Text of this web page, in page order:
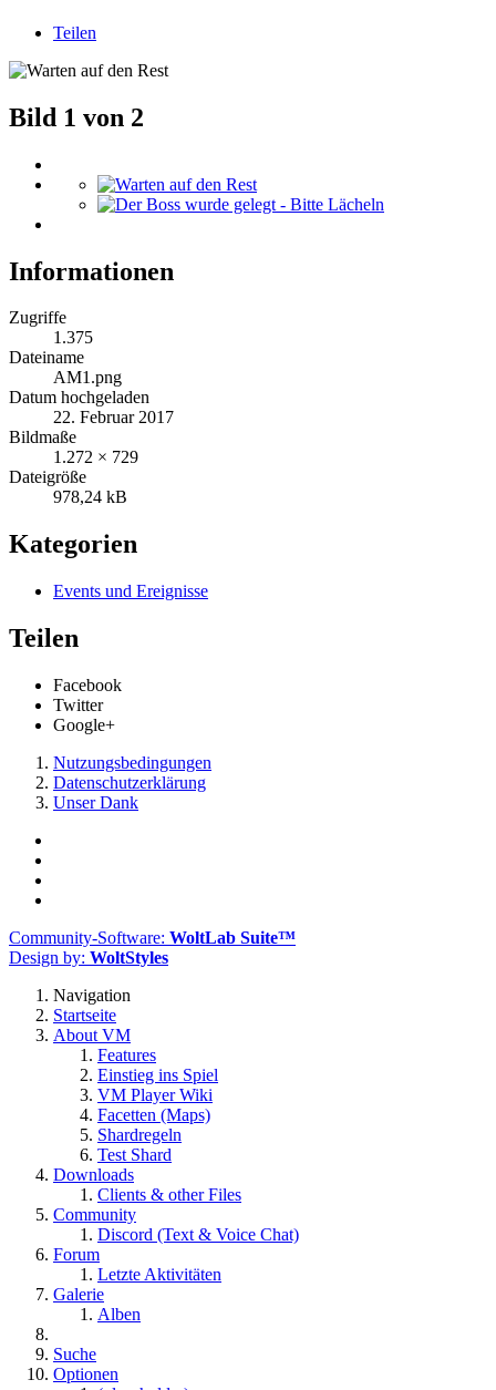
Teilen
Bild 1 von 2
Informationen
Zugriffe
1.375
Dateiname
AM1.png
Datum hochgeladen
22. Februar 2017
Bildmaße
1.272 × 729
Dateigröße
978,24 kB
Kategorien
Events und Ereignisse
Teilen
Facebook
Twitter
Google+
Nutzungsbedingungen
Datenschutzerklärung
Unser Dank
Community-Software: WoltLab Suite™
Design by: WoltStyles
Navigation
Startseite
About VM
Features
Einstieg ins Spiel
VM Player Wiki
Facetten (Maps)
Shardregeln
Test Shard
Downloads
Clients & other Files
Community
Discord (Text & Voice Chat)
Forum
Letzte Aktivitäten
Galerie
Alben
Suche
Optionen